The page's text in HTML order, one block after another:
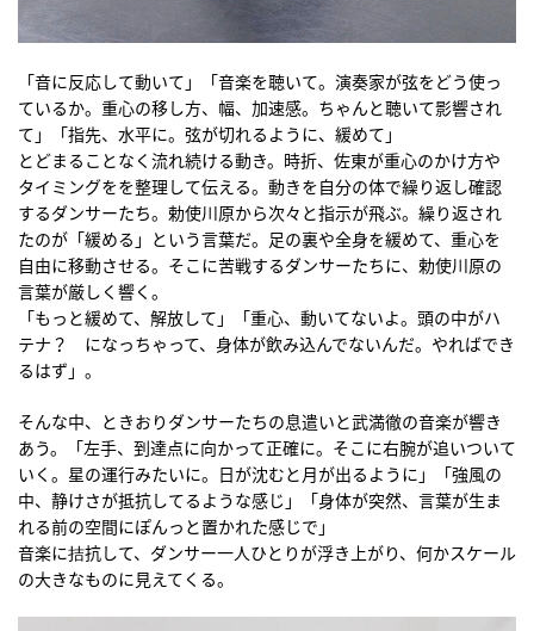
「音に反応して動いて」「音楽を聴いて。演奏家が弦をどう使っ
ているか。重心の移し方、幅、加速感。ちゃんと聴いて影響され
て」「指先、水平に。弦が切れるように、緩めて」
とどまることなく流れ続ける動き。時折、佐東が重心のかけ方や
タイミングをを整理して伝える。動きを自分の体で繰り返し確認
するダンサーたち。勅使川原から次々と指示が飛ぶ。繰り返され
たのが「緩める」という言葉だ。足の裏や全身を緩めて、重心を
自由に移動させる。そこに苦戦するダンサーたちに、勅使川原の
言葉が厳しく響く。
「もっと緩めて、解放して」「重心、動いてないよ。頭の中がハ
テナ？ になっちゃって、身体が飲み込んでないんだ。やればでき
るはず」。
そんな中、ときおりダンサーたちの息遣いと武満徹の音楽が響き
あう。「左手、到達点に向かって正確に。そこに右腕が追いついて
いく。星の運行みたいに。日が沈むと月が出るように」「強風の
中、静けさが抵抗してるような感じ」「身体が突然、言葉が生ま
れる前の空間にぽんっと置かれた感じで」
音楽に拮抗して、ダンサー一人ひとりが浮き上がり、何かスケール
の大きなものに見えてくる。